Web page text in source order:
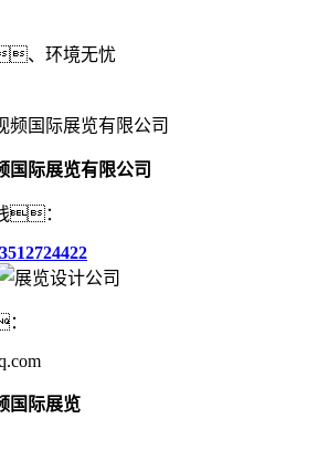
、环境无忧
国际展览有限公司
：
国际展览